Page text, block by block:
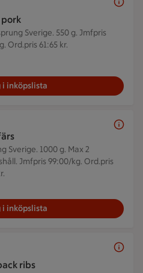
pork
Sverige. 550 g. Jmfpris
Ord.pris 61:65 kr.
i inköpslista
Sverige. 1000 g. Max 2
Jmfpris 99:00/kg. Ord.pris
i inköpslista
ribs